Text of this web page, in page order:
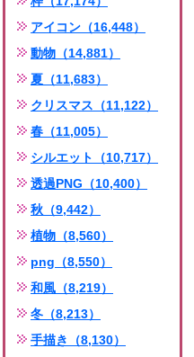
アイコン（16,448）
動物（14,881）
夏（11,683）
クリスマス（11,122）
春（11,005）
シルエット（10,717）
透過PNG（10,400）
秋（9,442）
植物（8,560）
png（8,550）
和風（8,219）
冬（8,213）
手描き（8,130）